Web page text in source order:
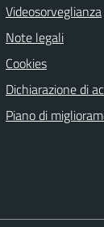
Videosorveglianza
Note legali
Cookies
Dichiarazione di
Piano di